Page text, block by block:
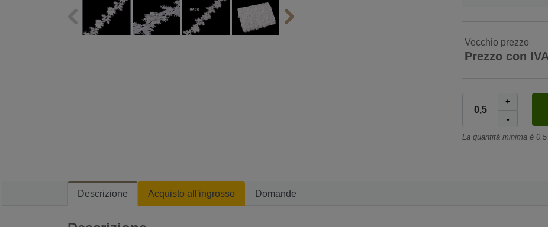
Vecchio prezzo
Prezzo con
+
-
La quantità minima è 0.5
Descrizione Acquisto all'ingrosso Domande